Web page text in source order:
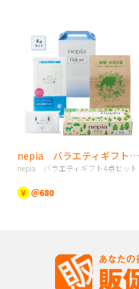
nepia バラエティギフト4点セット
nepia バラエティギフト4点セット
￥ ＠680